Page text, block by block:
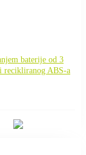
baterije od 3
recikliranog ABS-a